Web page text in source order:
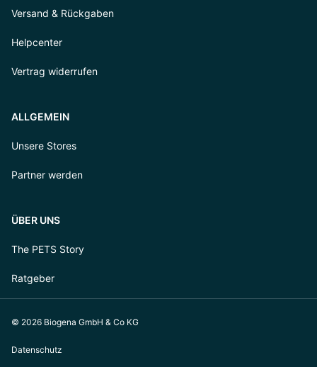
Versand & Rückgaben
Helpcenter
Vertrag widerrufen
ALLGEMEIN
Unsere Stores
Partner werden
ÜBER UNS
The PETS Story
Ratgeber
© 2026 Biogena GmbH & Co KG
Datenschutz